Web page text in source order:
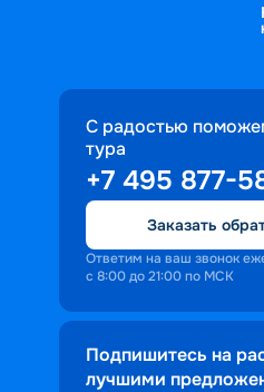
С радостью
тура
+7 495 877-
Заказать
Ответим на ваш звонок
с 8:00 до 21:00 по МСК
Подпишитесь на
лучшими